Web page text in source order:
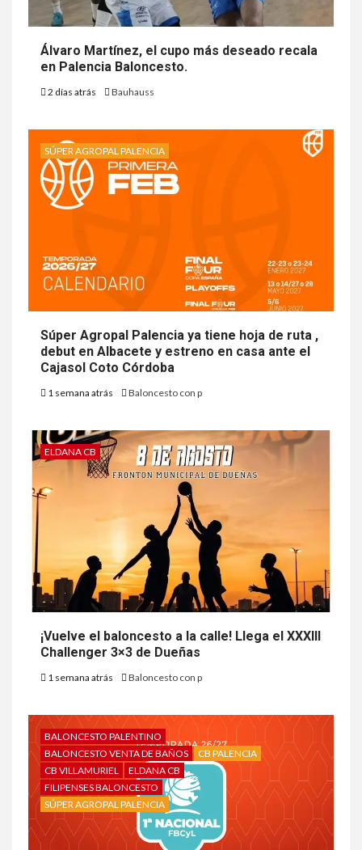
Álvaro Martínez, el cupo más deseado recala
en Palencia Baloncesto.
2 días atrás Bauhauss
SÚPER AGROPAL PALENCIA
Súper Agropal Palencia ya tiene hoja de ruta ,
debut en Albacete y estreno en casa ante el
Cajasol Coto Córdoba
1 semana atrás Baloncesto con p
ELDANA CB
¡Vuelve el baloncesto a la calle! Llega el XXXIII
Challenger 3×3 de Dueñas
1 semana atrás Baloncesto con p
BALONCESTO PALENTINO
BALONCESTO VENTA DE BAÑOS
CB PALENCIA
CB VILLAMURIEL
ELDANA CB
FILIPENSES BALONCESTO
SÚPER AGROPAL PALENCIA